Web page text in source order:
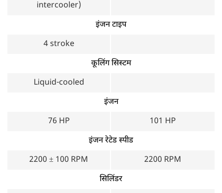
intercooler)
इंजन टाइप
4 stroke
कूलिंग सिस्टम
Liquid-cooled
इंजन
76 HP
101 HP
इंजन रेटेड स्पीड
2200 ± 100 RPM
2200 RPM
सिलिंडर